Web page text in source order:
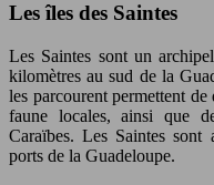
Les îles des Saintes
Les Saintes sont un
kilomètres au sud de la
les parcourent permettent
faune locales, ainsi que
Caraïbes. Les Saintes sont
ports de la Guadeloupe.